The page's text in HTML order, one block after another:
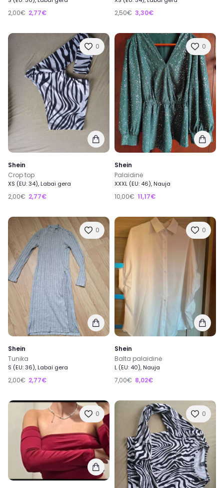
2,00€ 2,77€ 2,50€ 3,30€
0
Shein
Crop top
XS (EU: 34), Labai gera
2,00€ 2,77€
0
Shein
Palaidinė
XXXL (EU: 46), Nauja
10,00€ 11,17€
0
Shein
Tunika
S (EU: 36), Labai gera
2,00€ 2,77€
0
Shein
Balta palaidinė
L (EU: 40), Nauja
7,00€ 8,02€
0 0